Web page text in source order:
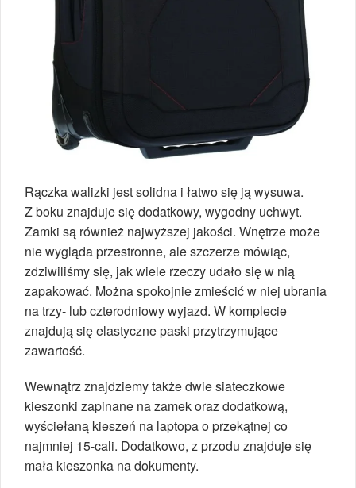
Rączka walizki jest solidna i łatwo się ją wysuwa.
Z boku znajduje się dodatkowy, wygodny uchwyt.
Zamki są również najwyższej jakości. Wnętrze może
nie wygląda przestronne, ale szczerze mówiąc,
zdziwiliśmy się, jak wiele rzeczy udało się w nią
zapakować. Można spokojnie zmieścić w niej ubrania
na trzy- lub czterodniowy wyjazd. W komplecie
znajdują się elastyczne paski przytrzymujące
zawartość.
Wewnątrz znajdziemy także dwie siateczkowe
kieszonki zapinane na zamek oraz dodatkową,
wyściełaną kieszeń na laptopa o przekątnej co
najmniej 15-cali. Dodatkowo, z przodu znajduje się
mała kieszonka na dokumenty.